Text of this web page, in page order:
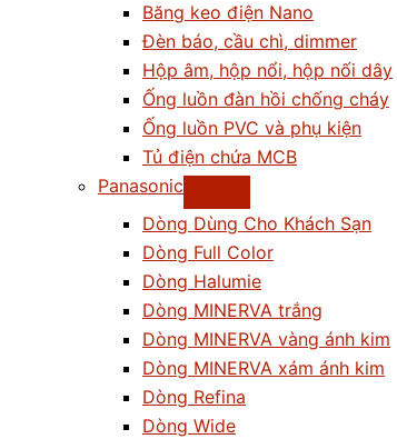
Băng keo điện Nano
Đèn báo, cầu chì, dimmer
Hộp âm, hộp nổi, hộp nối dây
Ống luồn đàn hồi chống cháy
Ống luồn PVC và phụ kiện
Tủ điện chứa MCB
Panasonic
Dòng Dùng Cho Khách Sạn
Dòng Full Color
Dòng Halumie
Dòng MINERVA trắng
Dòng MINERVA vàng ánh kim
Dòng MINERVA xám ánh kim
Dòng Refina
Dòng Wide